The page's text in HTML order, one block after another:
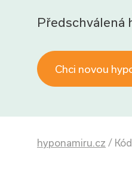
Předschválená
Chci novou
hyponamiru.cz /